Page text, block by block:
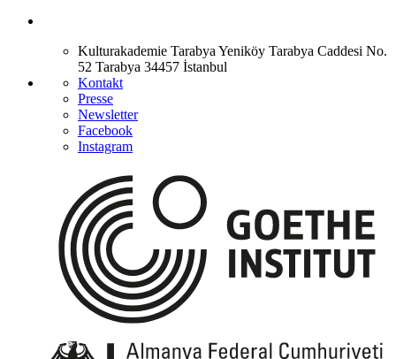
Kulturakademie Tarabya Yeniköy Tarabya Caddesi No.
52 Tarabya 34457 İstanbul
Kontakt
Presse
Newsletter
Facebook
Instagram